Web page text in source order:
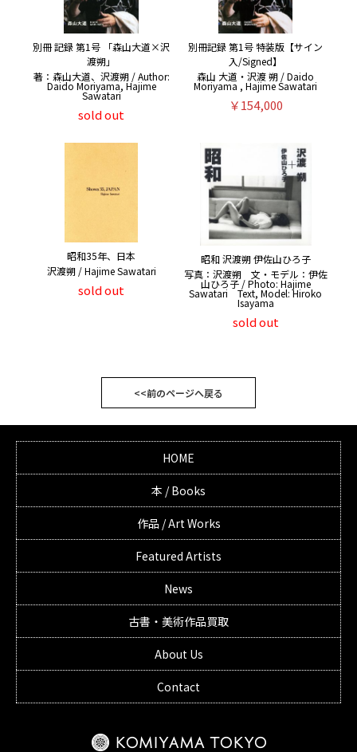
別冊 記録 第1号 「森山大道×沢
渡朔」
著：森山大道、沢渡朔 / Author:
Daido Moriyama, Hajime
Sawatari
sold out
別冊記録 第1号 特装版【サイン
入/Signed】
森山 大道・沢渡 朔 / Daido
Moriyama , Hajime Sawatari
￥154,000
昭和35年、日本
沢渡朔 / Hajime Sawatari
sold out
昭和 沢渡朔 伊佐山ひろ子
写真：沢渡朔 文・モデル：伊佐
山ひろ子 / Photo: Hajime
Sawatari Text, Model: Hiroko
Isayama
sold out
<<前のページへ戻る
HOME
本 / Books
作品 / Art Works
Featured Artists
News
古書・美術作品買取
About Us
Contact